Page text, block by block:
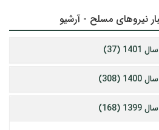
نیروهای مسلح - آرشیو
سال 1401 (37)
سال 1400 (308)
سال 1399 (168)